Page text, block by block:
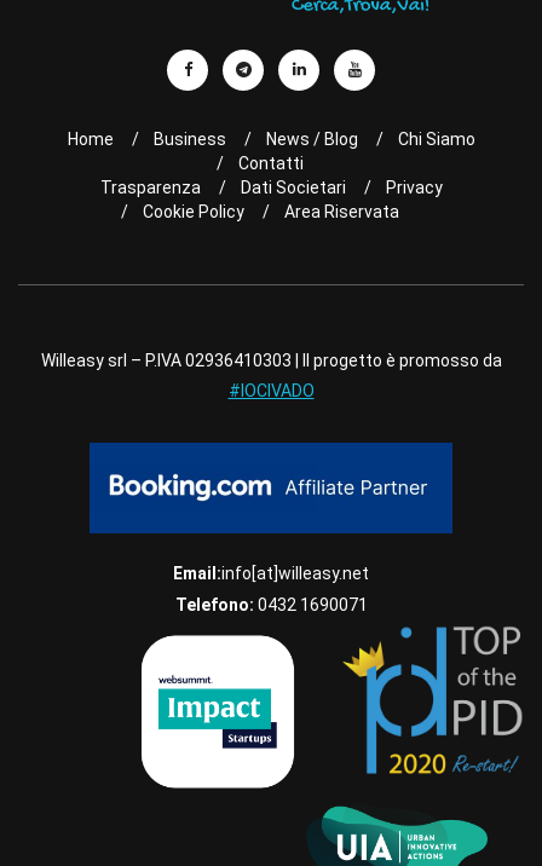
Home Business News / Blog
Chi Siamo
Contatti
Trasparenza
Dati Societari
Privacy
Cookie Policy
Area Riservata
Willeasy srl – P.IVA 02936410303 | Il progetto è promosso da
#IOCIVADO
Email:info[at]willeasy.net
Telefono: 0432 1690071